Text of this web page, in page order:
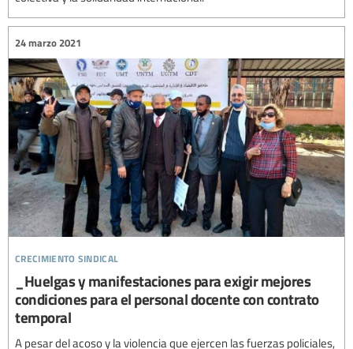
crecimiento sindical
24 marzo 2021
_Huelgas y manifestaciones para exigir mejores
condiciones para el personal docente con contrato
temporal
A pesar del acoso y la violencia que ejercen las fuerzas policiales,